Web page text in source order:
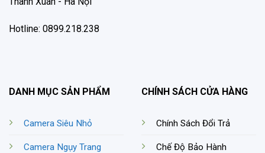
Hotline: 0899.218.238
DANH MỤC SẢN PHẨM
Camera Siêu Nhỏ
Camera Ngụy Trang
CHÍNH SÁCH CỬA HÀNG
Chính Sách Đổi Trả
Chế Độ Bảo Hành